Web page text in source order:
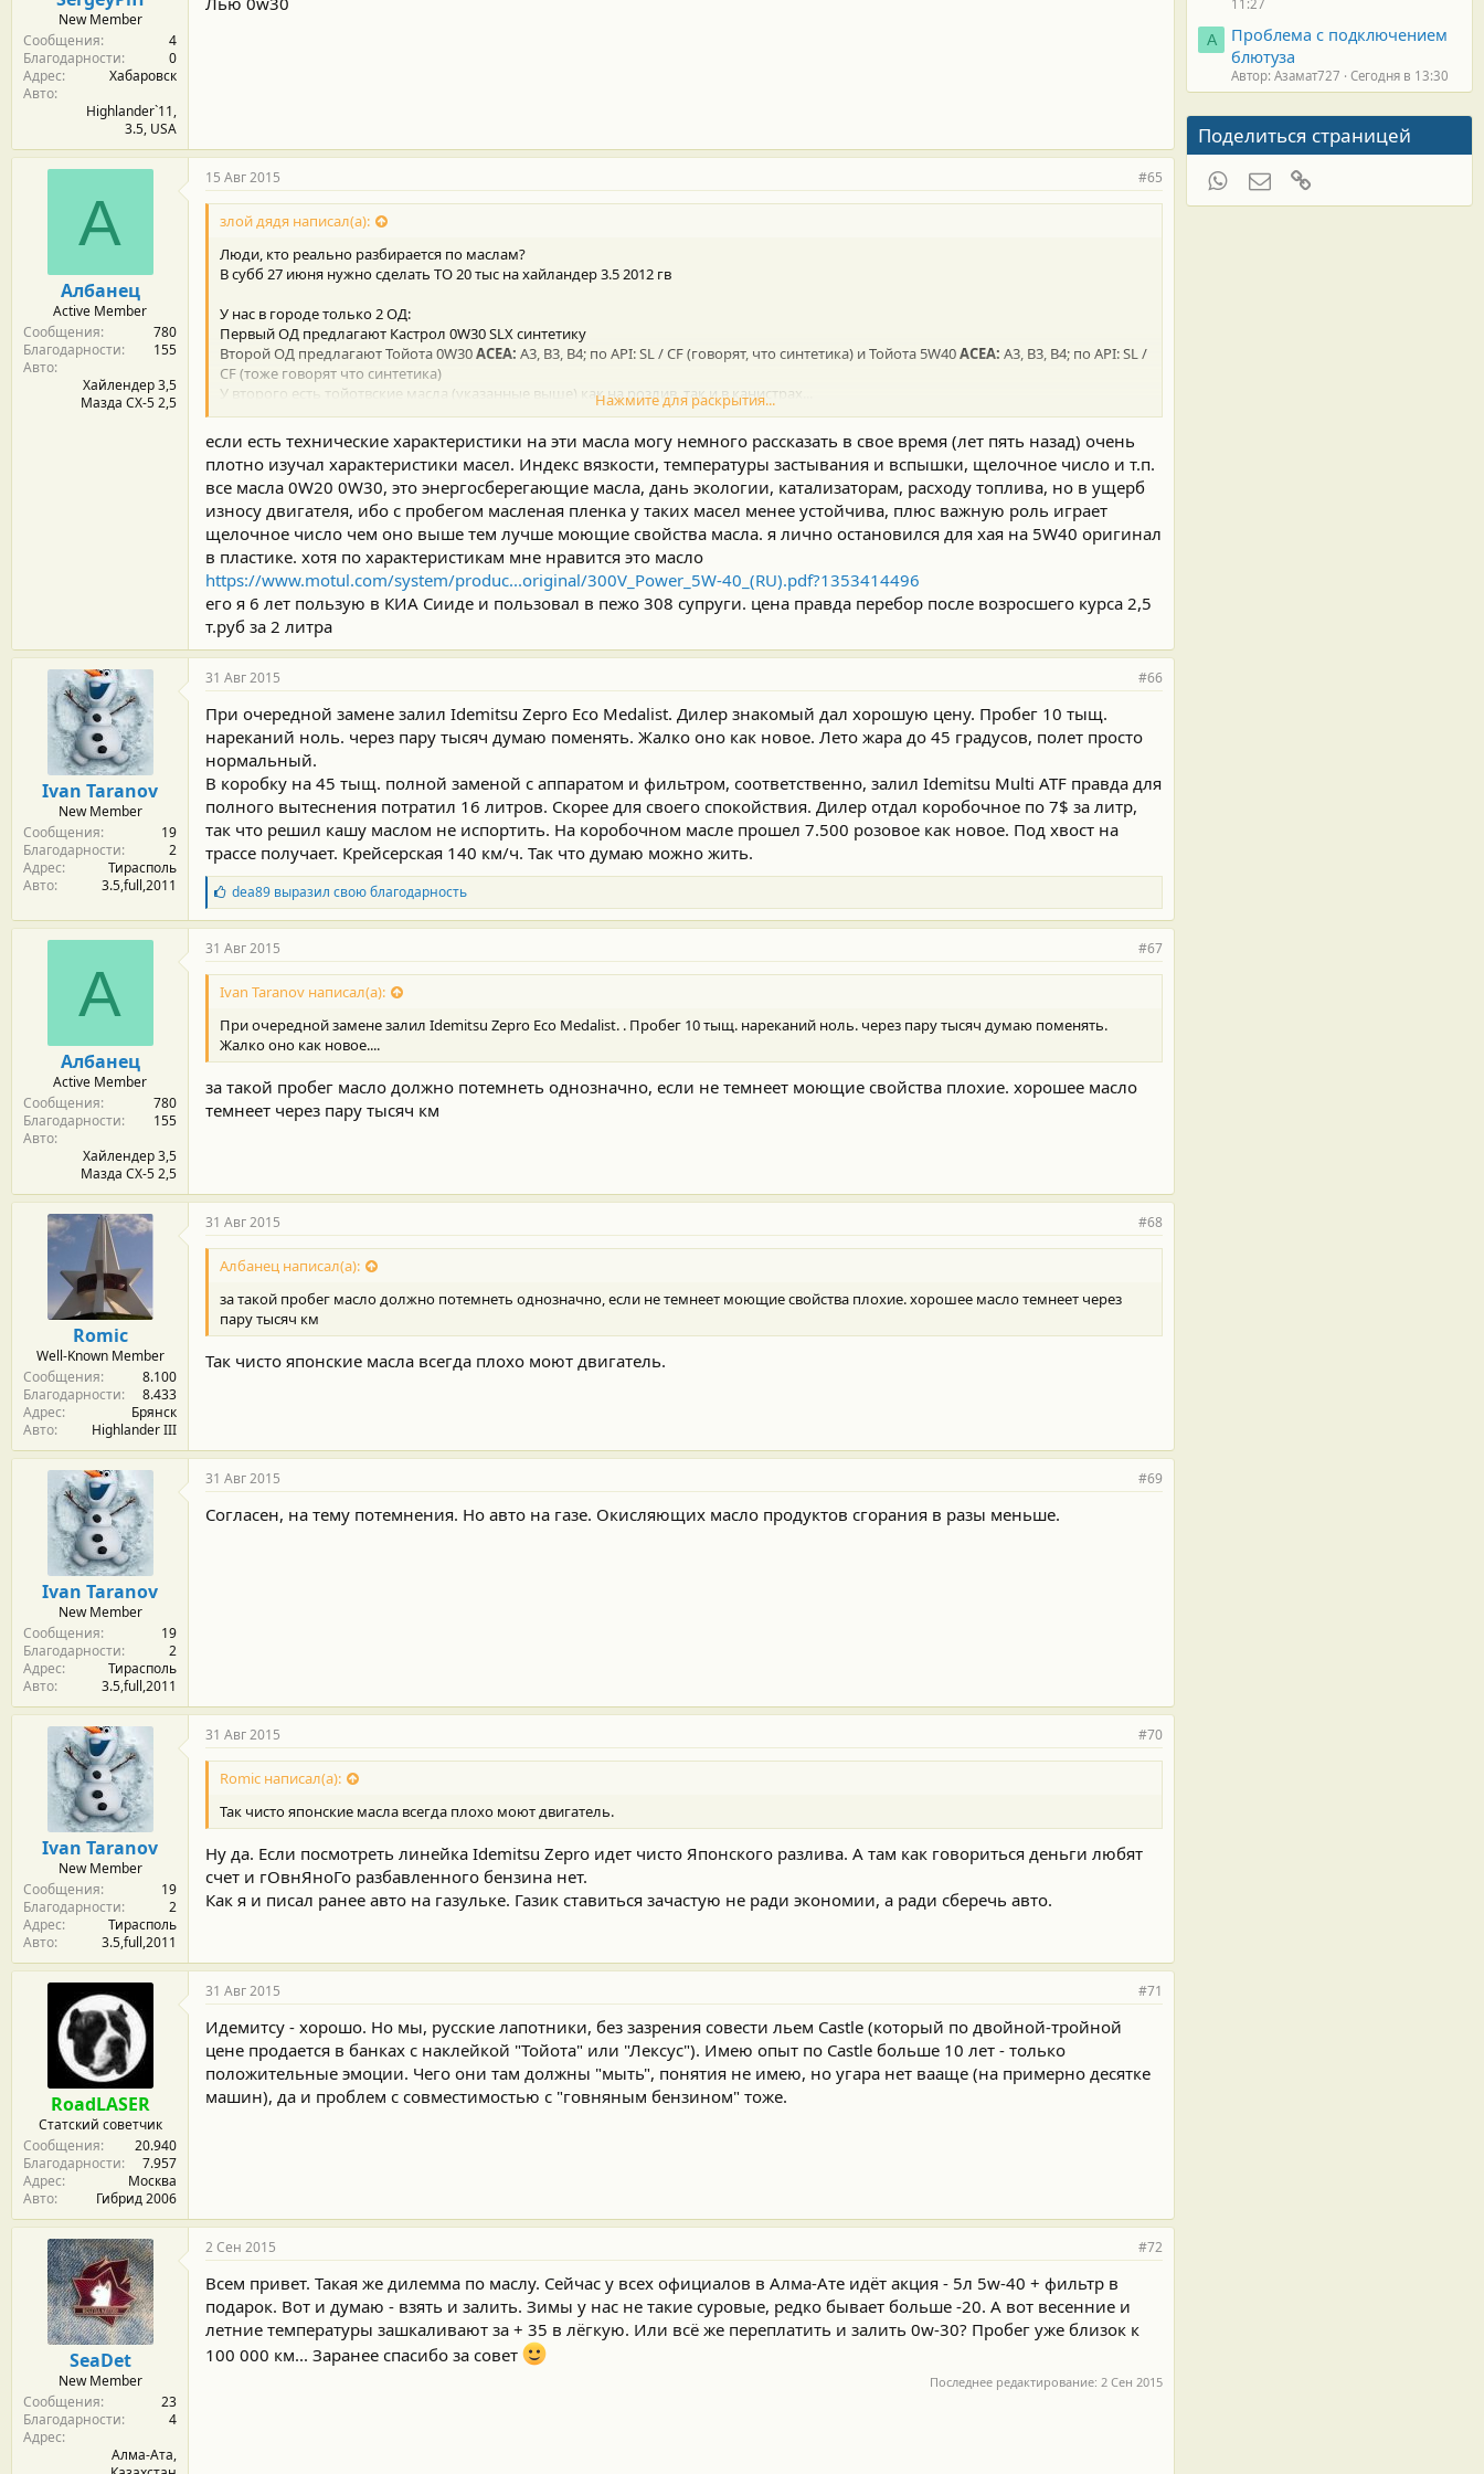
New Member
Сообщения
4
Благодарности
0
Адрес
Хабаровск
Авто
Highlander`11,
3.5, USA
А
Албанец
Active Member
Сообщения
780
Благодарности
155
Авто
Хайлендер 3,5
Мазда СХ-5 2,5
15 Авг 2015 #65
злой дядя написал(а):
Люди, кто реально разбирается по маслам?
В субб 27 июня нужно сделать ТО 20 тыс на хайландер 3.5 2012 гв
У нас в городе только 2 ОД:
Первый ОД предлагают Кастрол 0W30 SLX синтетику
Второй ОД предлагают Тойота 0W30ACEA: A3, B3, B4; по API: SL / CF (говорят, что синтетика) и Тойота 5W40ACEA: A3, B3, B4; по API: SL /
CF (тоже говорят что синтетика)
У второго есть тойотвские масла (указанные выше) как на розлив, так и в канистрах...
http://toyota-city.kz/spareparts/oils/
Какой вариант выбрать?
Заранее всем спасибо!
Нажмите для раскрытия...
если есть технические характеристики на эти масла могу немного рассказать в свое время (лет пять назад) очень
плотно изучал характеристики масел. Индекс вязкости, температуры застывания и вспышки, щелочное число и т.п.
все масла 0W20 0W30, это энергосберегающие масла, дань экологии, катализаторам, расходу топлива, но в ущерб
износу двигателя, ибо с пробегом масленая пленка у таких масел менее устойчива, плюс важную роль играет
щелочное число чем оно выше тем лучше моющие свойства масла. я лично остановился для хая на 5W40 оригинал
в пластике. хотя по характеристикам мне нравится это масло
https://www.motul.com/system/produc...original/300V_Power_5W-40_(RU).pdf?1353414496
его я 6 лет пользую в КИА Сииде и пользовал в пежо 308 супруги. цена правда перебор после возросшего курса 2,5
т.руб за 2 литра
Ivan Taranov
New Member
Сообщения
19
Благодарности
2
Адрес
Тирасполь
Авто
3.5,full,2011
31 Авг 2015 #66
При очередной замене залил Idemitsu Zepro Eco Medalist. Дилер знакомый дал хорошую цену. Пробег 10 тыщ.
нареканий ноль. через пару тысяч думаю поменять. Жалко оно как новое. Лето жара до 45 градусов, полет просто
нормальный.
В коробку на 45 тыщ. полной заменой с аппаратом и фильтром, соответственно, залил Idemitsu Multi ATF правда для
полного вытеснения потратил 16 литров. Скорее для своего спокойствия. Дилер отдал коробочное по 7$ за литр,
так что решил кашу маслом не испортить. На коробочном масле прошел 7.500 розовое как новое. Под хвост на
трассе получает. Крейсерская 140 км/ч. Так что думаю можно жить.
Б
л
а
г
о
д
а
н
о
с
т
:
dea89выразил свою благодарность
А
Албанец
Active Member
Сообщения
780
Благодарности
155
Авто
Хайлендер 3,5
Мазда СХ-5 2,5
31 Авг 2015 #67
Ivan Taranov написал(а):
При очередной замене залил Idemitsu Zepro Eco Medalist. . Пробег 10 тыщ. нареканий ноль. через пару тысяч думаю поменять.
Жалко оно как новое....
за такой пробег масло должно потемнеть однозначно, если не темнеет моющие свойства плохие. хорошее масло
темнеет через пару тысяч км
Romic
Well-Known Member
Сообщения
8.100
Благодарности
8.433
Адрес
Брянск
Авто
Highlander III
31 Авг 2015 #68
Албанец написал(а):
за такой пробег масло должно потемнеть однозначно, если не темнеет моющие свойства плохие. хорошее масло темнеет через
пару тысяч км
Так чисто японские масла всегда плохо моют двигатель.
Ivan Taranov
New Member
Сообщения
19
Благодарности
2
Адрес
Тирасполь
Авто
3.5,full,2011
31 Авг 2015 #69
Согласен, на тему потемнения. Но авто на газе. Окисляющих масло продуктов сгорания в разы меньше.
Ivan Taranov
New Member
Сообщения
19
Благодарности
2
Адрес
Тирасполь
Авто
3.5,full,2011
31 Авг 2015 #70
Romic написал(а):
Так чисто японские масла всегда плохо моют двигатель.
Ну да. Если посмотреть линейка Idemitsu Zepro идет чисто Японского разлива. А там как говориться деньги любят
счет и гОвнЯноГо разбавленного бензина нет.
Как я и писал ранее авто на газульке. Газик ставиться зачастую не ради экономии, а ради сберечь авто.
RoadLASER
Статский советчик
Сообщения
20.940
Благодарности
7.957
Адрес
Москва
Авто
Гибрид 2006
31 Авг 2015 #71
Идемитсу - хорошо. Но мы, русские лапотники, без зазрения совести льем Castle (который по двойной-тройной
цене продается в банках с наклейкой "Тойота" или "Лексус"). Имею опыт по Castle больше 10 лет - только
положительные эмоции. Чего они там должны "мыть", понятия не имею, но угара нет вааще (на примерно десятке
машин), да и проблем с совместимостью с "говняным бензином" тоже.
SeaDet
New Member
Сообщения
23
Благодарности
4
Адрес
Алма-Ата,
2 Сен 2015 #72
Всем привет. Такая же дилемма по маслу. Сейчас у всех официалов в Алма-Ате идёт акция - 5л 5w-40 + фильтр в
подарок. Вот и думаю - взять и залить. Зимы у нас не такие суровые, редко бывает больше -20. А вот весенние и
летние температуры зашкаливают за + 35 в лёгкую. Или всё же переплатить и залить 0w-30? Пробег уже близок к
100 000 км... Заранее спасибо за совет
Последнее редактирование: 2 Сен 2015
11:27
А
Проблема с подключением
блютуза
Автор: Азамат727 Сегодня в 13:30
Поделиться страницей
WhatsAppЭлектронная почта